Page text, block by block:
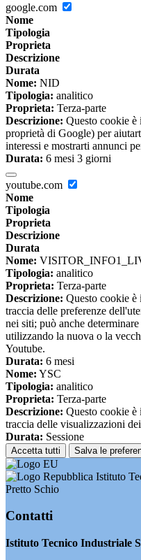
google.com
Nome
Tipologia
Proprieta
Descrizione
Durata
Nome: NID
Tipologia: analitico
Proprieta: Terza-parte
Descrizione: Questo cookie
proprietà di Google) per
interessi e mostrarti annunci
Durata: 6 mesi 3 giorni
youtube.com
Nome
Tipologia
Proprieta
Descrizione
Durata
Nome:
Tipologia: analitico
Proprieta: Terza-parte
Descrizione: Questo cookie è
traccia delle preferenze
nei siti; può anche
utilizzando la nuova o la
Youtube.
Durata: 6 mesi
Nome: YSC
Tipologia: analitico
Proprieta: Terza-parte
Descrizione: Questo cookie è
traccia delle visualizzazioni
Durata: Sessione
Accetta tutti Salva le
Istituto
Pretto Schio
Contatti
Istituto Tecnico Industriale